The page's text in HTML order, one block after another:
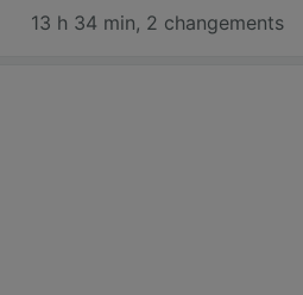
13 h 34 min, 2 changements